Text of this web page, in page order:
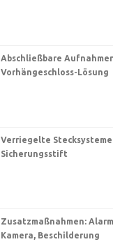
Abschließbare
Vorhängeschloss-Lösung
Verriegelte
Sicherungsstift
Zusatzmaßnahmen:
Kamera, Beschilderung